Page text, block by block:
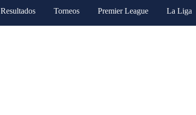
Resultados Torneos Premier League La Liga